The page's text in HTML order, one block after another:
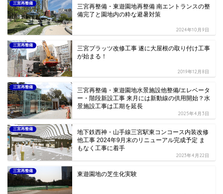
三宮再整備
三宮再整備・東遊園地再整備 南エントランスの整
備完了と園地内の粋な避暑対策
2024年10月9日
三宮再整備
三宮プラッツ改修工事 遂に大屋根の取り付け工事
が始まる！
2019年12月8日
三宮再整備
三宮再整備・東遊園地水景施設他整備/エレベータ
ー・階段新設工事 来月には新動線の供用開始？水
景施設工事は工期を延長
2025年4月3日
三宮再整備
地下鉄西神・山手線三宮駅東コンコース内装改修
他工事 2024年9月末のリニューアル完成予定 ま
もなく工事に着手
2023年4月22日
三宮再整備 東遊園地の芝生化実験